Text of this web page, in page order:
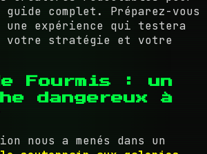
complet. Préparez-vous
une expérience qui testera
votre stratégie et votre
Fourmis : un
dangereux à
nous a menés dans un